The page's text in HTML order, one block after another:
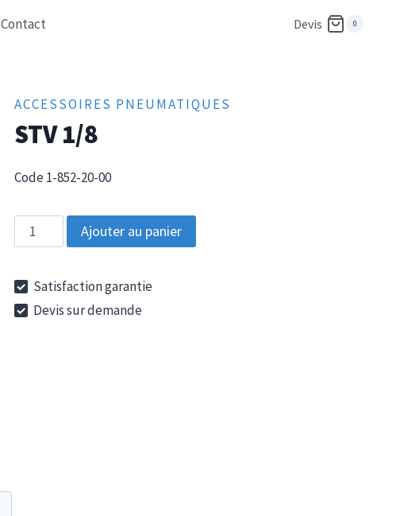
Contact Devis 0
ACCESSOIRES PNEUMATIQUES
STV 1/8
Code 1-852-20-00
quantité
de
1/8
Ajouter au panier
Satisfaction garantie
Devis sur demande